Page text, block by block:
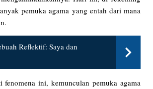
pemuka agama yang entah dari mana
Reflektif: Saya dan
fenomena ini, kemunculan pemuka agama